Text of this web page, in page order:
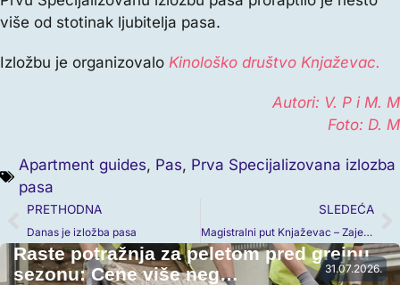
više od stotinak ljubitelja pasa.
Izložbu je organizovalo Kinološko društvo Knjaževac.
Autori: V. P i M. M
Foto: D. M
Apartment guides, Pas, Prva Specijalizovana izlozba
pasa
PRETHODNA
Danas je izložba pasa
SLEDEĆA
Magistralni put Knjaževac – Zaječar
31.07.2026.
Raste potražnja za peletom pred grejnu
sezonu: Cene više neg…